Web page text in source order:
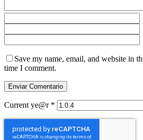
Save my name, email, and website in
time I comment.
Current ye@r *